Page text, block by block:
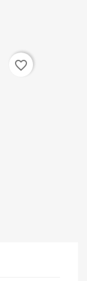
favorite_border